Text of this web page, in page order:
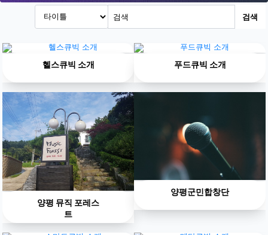
검색
헬스큐빅 소개 푸드큐빅 소개
양평 뮤직 포레스
트
양평군민합창단